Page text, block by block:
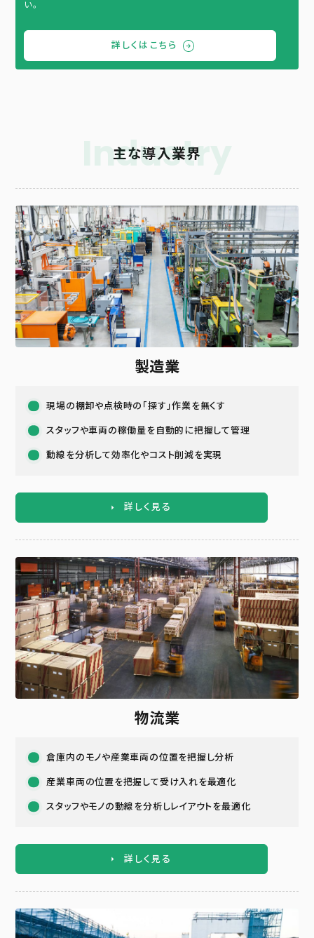
い。
詳しくはこちら
主な導入業界
Industry
製造業
現場の棚卸や点検時の「探す」作業を無くす
スタッフや車両の稼働量を自動的に把握して管理
動線を分析して効率化やコスト削減を実現
詳しく見る
物流業
倉庫内のモノや産業車両の位置を把握し分析
産業車両の位置を把握して受け入れを最適化
スタッフやモノの動線を分析しレイアウトを最適化
詳しく見る